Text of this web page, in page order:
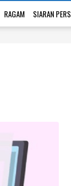
RAGAM SIARAN PERS